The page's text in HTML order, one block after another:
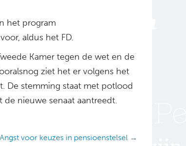
het program
aldus het FD.
Kamer tegen de wet en de
ziet het er volgens het
De stemming staat met potlood
de nieuwe senaat aantreedt.
Angst voor keuzes in pensioenstelsel →